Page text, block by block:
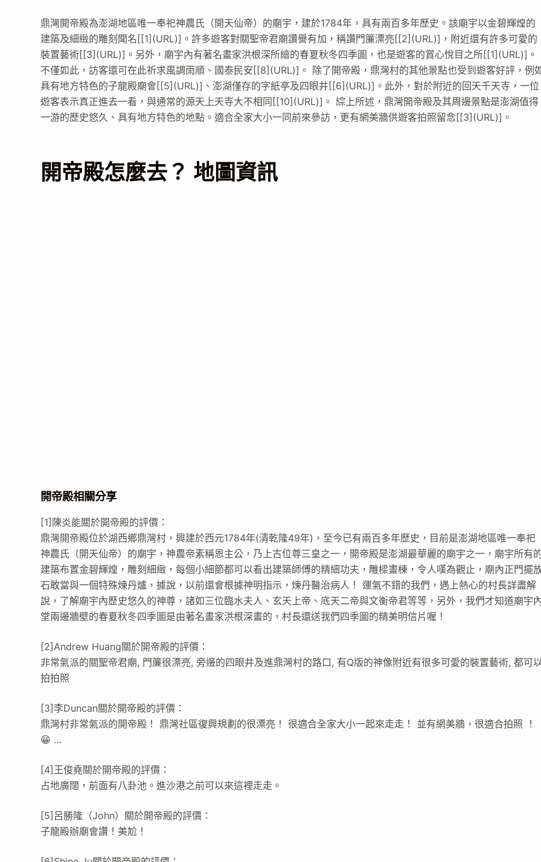
鼎灣開帝殿為澎湖地區唯一奉祀神農氏（開天仙帝）的廟宇，建於1784年，具有兩百多年歷史。該廟宇以金碧輝煌的
建築及細緻的雕刻聞名[[1](URL)]。許多遊客對關聖帝君廟讚譽有加，稱讚門簾漂亮[[2](URL)]，附近還有許多可愛的
裝置藝術[[3](URL)]。另外，廟宇內有著名畫家洪根深所繪的春夏秋冬四季圖，也是遊客的賞心悅目之所[[1](URL)]。
不僅如此，訪客還可在此祈求風調雨順、國泰民安[[8](URL)]。 除了開帝殿，鼎灣村的其他景點也受到遊客好評，例
具有地方特色的子龍殿廟會[[5](URL)]、澎湖僅存的字紙亭及四眼井[[6](URL)]。此外，對於附近的回天千天寺，一位
遊客表示真正進去一看，與通常的源天上天寺大不相同[[10](URL)]。 綜上所述，鼎灣開帝殿及其周邊景點是澎湖值得
一游的歷史悠久、具有地方特色的地點。適合全家大小一同前來參訪，更有網美牆供遊客拍照留念[[3](URL)]。
開帝殿怎麼去？ 地圖資訊
開帝殿相關分享
[1]陳炎能關於開帝殿的評價：
鼎灣開帝殿位於湖西鄉鼎灣村，興建於西元1784年(清乾隆49年)，至今已有兩百多年歷史，目前是澎湖地區唯一奉祀
神農氏（開天仙帝）的廟宇，神農帝素稱恩主公，乃上古位尊三皇之一，開帝殿是澎湖最華麗的廟宇之一，廟宇所有
建築布置金碧輝煌，雕刻細緻，每個小細節都可以看出建築師傅的精細功夫，雕樑畫棟，令人嘆為觀止，廟內正門擺
石敢當與一個特殊煉丹爐，據說，以前還會根據神明指示，煉丹醫治病人！ 運氣不錯的我們，遇上熱心的村長詳盡解
說，了解廟宇內歷史悠久的神尊，諸如三位臨水夫人、玄天上帝、底天二帝與文衡帝君等等，另外，我們才知道廟宇
堂兩邊牆壁的春夏秋冬四季圖是由著名畫家洪根深畫的，村長還送我們四季圖的精美明信片喔！
[2]Andrew Huang關於開帝殿的評價：
非常氣派的關聖帝君廟, 門簾很漂亮, 旁邊的四眼井及進鼎灣村的路口, 有Q版的神像附近有很多可愛的裝置藝術, 都可
拍拍照
[3]李Duncan關於開帝殿的評價：
鼎灣村非常氣派的開帝殿！ 鼎灣社區復興規劃的很漂亮！ 很適合全家大小一起來走走！ 並有網美牆，很適合拍照 ！
😁 …
[4]王俊堯關於開帝殿的評價：
占地廣闊，前面有八卦池。進沙港之前可以來這裡走走。
[5]呂勝隆（John）關於開帝殿的評價：
子龍殿辦廟會讚！美尬！